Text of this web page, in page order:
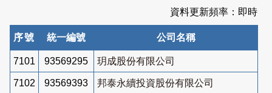
資料更新頻率：即時
序號 統一編號 公司名稱
7101 93569295 玥成股份有限公司
7102 93569393 邦泰永續投資股份有限公司